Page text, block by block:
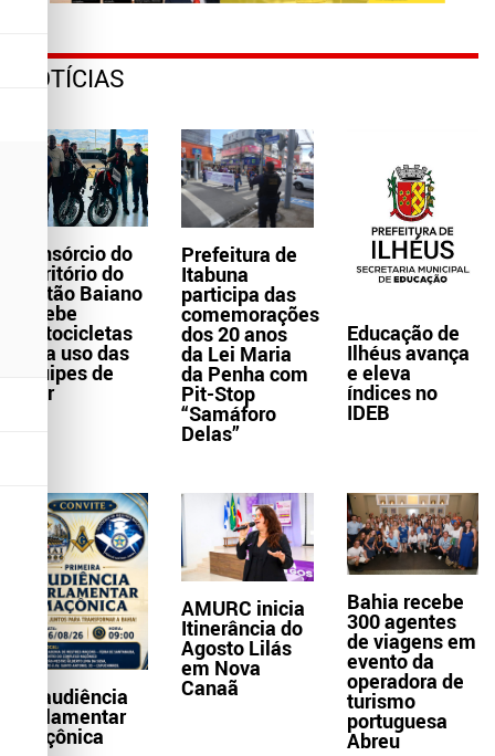
NOTÍCIAS
Consórcio do
Território do
Sertão Baiano
recebe
motocicletas
para uso das
equipes de
Ater
Prefeitura de
Itabuna
participa das
comemorações
dos 20 anos
da Lei Maria
da Penha com
Pit-Stop
“Samáforo
Delas”
Educação de
Ilhéus avança
e eleva
índices no
IDEB
1ª audiência
parlamentar
maçônica
AMURC inicia
Itinerância do
Agosto Lilás
em Nova
Canaã
Bahia recebe
300 agentes
de viagens em
evento da
operadora de
turismo
portuguesa
Abreu